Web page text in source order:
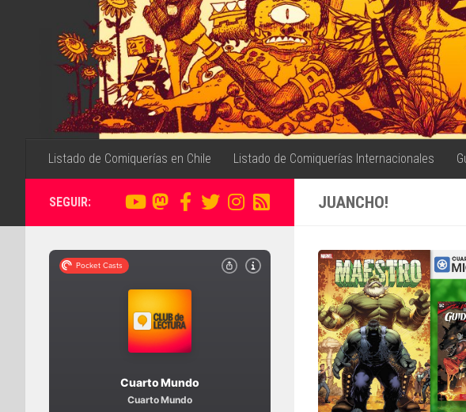
Listado de Comiquerías en Chile Listado de Comiquerías Internacionales
JUANCHO!
SEGUIR: